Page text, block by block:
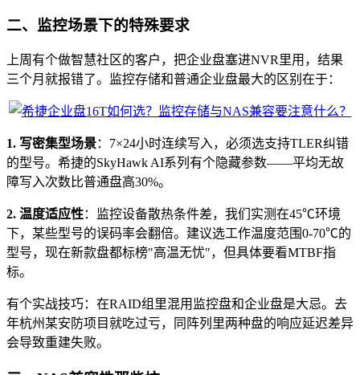
二、监控场景下的特殊要求
上周有个做智慧社区的客户，把企业盘塞进NVR里用，结果
三个月就报错了。监控存储和普通企业盘最大的区别在于：
1. 写密集型场景：7×24小时连续写入，必须选支持TLER纠错
的型号。希捷的SkyHawk AI系列有个隐藏参数——平均无故
障写入次数比普通盘高30%。
2. 温度适应性：监控设备散热条件差，我们实测在45℃环境
下，某些型号的误码率会翻倍。建议选工作温度范围0-70℃的
型号，现在新款盘都标榜"高温无忧"，但具体要看MTBF指
标。
有个实战技巧：在RAID组里混用监控盘和企业盘是大忌。去
年杭州某安防项目就吃过亏，同阵列里两种盘的响应延迟差异
会导致重建失败。